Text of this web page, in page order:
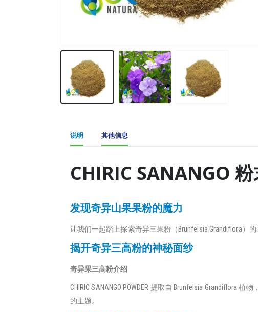
说明 其他信息
CHIRIC SANANGO
发现奇异山果果粉的魔力
让我们一起踏上探索奇异三果粉（Brunfelsia Grandiflora）
揭开奇异三高粉的神秘面纱
奇异果三高粉介绍
CHIRIC SANANGO POWDER 提取自 Brunfelsia
的主题。